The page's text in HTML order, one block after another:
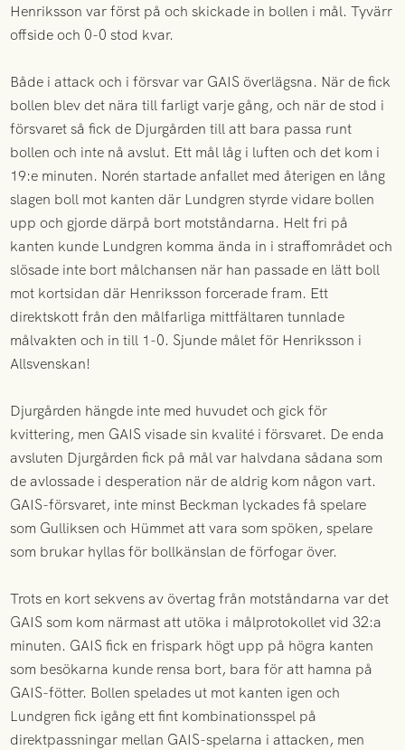
Henriksson var först på och skickade in bollen i mål. Tyvärr
offside och 0-0 stod kvar.
Både i attack och i försvar var GAIS överlägsna. När de fick
bollen blev det nära till farligt varje gång, och när de stod i
försvaret så fick de Djurgården till att bara passa runt
bollen och inte nå avslut. Ett mål låg i luften och det kom i
19:e minuten. Norén startade anfallet med återigen en lång
slagen boll mot kanten där Lundgren styrde vidare bollen
upp och gjorde därpå bort motståndarna. Helt fri på
kanten kunde Lundgren komma ända in i straffområdet och
slösade inte bort målchansen när han passade en lätt boll
mot kortsidan där Henriksson forcerade fram. Ett
direktskott från den målfarliga mittfältaren tunnlade
målvakten och in till 1-0. Sjunde målet för Henriksson i
Allsvenskan!
Djurgården hängde inte med huvudet och gick för
kvittering, men GAIS visade sin kvalité i försvaret. De enda
avsluten Djurgården fick på mål var halvdana sådana som
de avlossade i desperation när de aldrig kom någon vart.
GAIS-försvaret, inte minst Beckman lyckades få spelare
som Gulliksen och Hümmet att vara som spöken, spelare
som brukar hyllas för bollkänslan de förfogar över.
Trots en kort sekvens av övertag från motståndarna var det
GAIS som kom närmast att utöka i målprotokollet vid 32:a
minuten. GAIS fick en frispark högt upp på högra kanten
som besökarna kunde rensa bort, bara för att hamna på
GAIS-fötter. Bollen spelades ut mot kanten igen och
Lundgren fick igång ett fint kombinationsspel på
direktpassningar mellan GAIS-spelarna i attacken, men